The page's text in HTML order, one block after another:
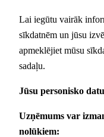
Lai iegūtu vairāk
sīkdatnēm un jūsu
apmeklējiet mūsu
sadaļu.
Jūsu personisko
Uzņēmums var
nolūkiem: